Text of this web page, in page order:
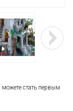
стать первым